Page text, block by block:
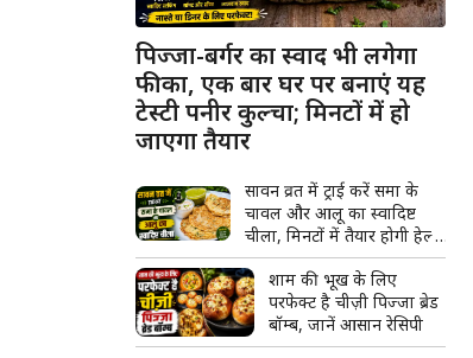
पिज्जा-बर्गर का स्वाद भी लगेगा
फीका, एक बार घर पर बनाएं यह
टेस्टी पनीर कुल्चा; मिनटों में हो
जाएगा तैयार
सावन व्रत में ट्राई करें समा के
चावल और आलू का स्वादिष्ट
चीला, मिनटों में तैयार होगी हेल्दी
फलाहारी रेसिपी
शाम की भूख के लिए
परफेक्ट है चीज़ी पिज्जा ब्रेड
बॉम्ब, जानें आसान रेसिपी